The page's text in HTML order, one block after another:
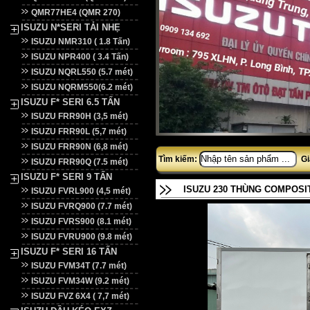
QMR77HE4 (QMR 270)
ISUZU N*SERI TẢI NHẸ
ISUZU NMR310 ( 1.8 Tấn)
ISUZU NPR400 ( 3.4 Tấn)
ISUZU NQRL550 (5.7 mét)
ISUZU NQRM550(6.2 mét)
ISUZU F* SERI 6.5 TẤN
ISUZU FRR90H (3,5 mét)
ISUZU FRR90L (5,7 mét)
ISUZU FRR90N (6,8 mét)
ISUZU FRR90Q (7.5 mét)
ISUZU F* SERI 9 TẤN
ISUZU FVRL900 (4,5 mét)
ISUZU FVRQ900 (7.7 mét)
ISUZU FVRS900 (8.1 mét)
ISUZU FVRU900 (9.8 mét)
ISUZU F* SERI 16 TẤN
ISUZU FVM34T (7.7 mét)
ISUZU FVM34W (9.2 mét)
ISUZU FVZ 6X4 ( 7,7 mét)
Tìm kiếm:
ISUZU 230 THÙNG